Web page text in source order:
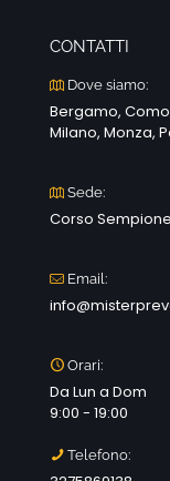
CONTATTI
Dove siamo:
Bergamo,
Milano, Monza,
Sede:
Corso
Email:
Orari:
Da Lun a Dom
9:00 - 19:00
Telefono: